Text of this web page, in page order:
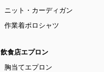
ニット・カーディガン
作業着ポロシャツ
飲食店エプロン
胸当てエプロン